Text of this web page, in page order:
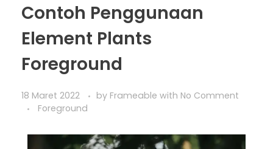
Contoh Penggunaan
Element Plants
Foreground
18 Maret 2022 by Frameable with No Comment
Foreground